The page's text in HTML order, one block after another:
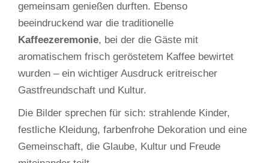
gemeinsam genießen durften. Ebenso
beeindruckend war die traditionelle
Kaffeezeremonie, bei der die Gäste mit
aromatischem frisch geröstetem Kaffee bewirtet
wurden – ein wichtiger Ausdruck eritreischer
Gastfreundschaft und Kultur.
Die Bilder sprechen für sich: strahlende Kinder,
festliche Kleidung, farbenfrohe Dekoration und eine
Gemeinschaft, die Glaube, Kultur und Freude